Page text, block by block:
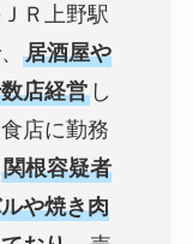
Ｒ上野駅
居酒屋や
店経営し
店に勤務
関根容疑者
や焼き肉